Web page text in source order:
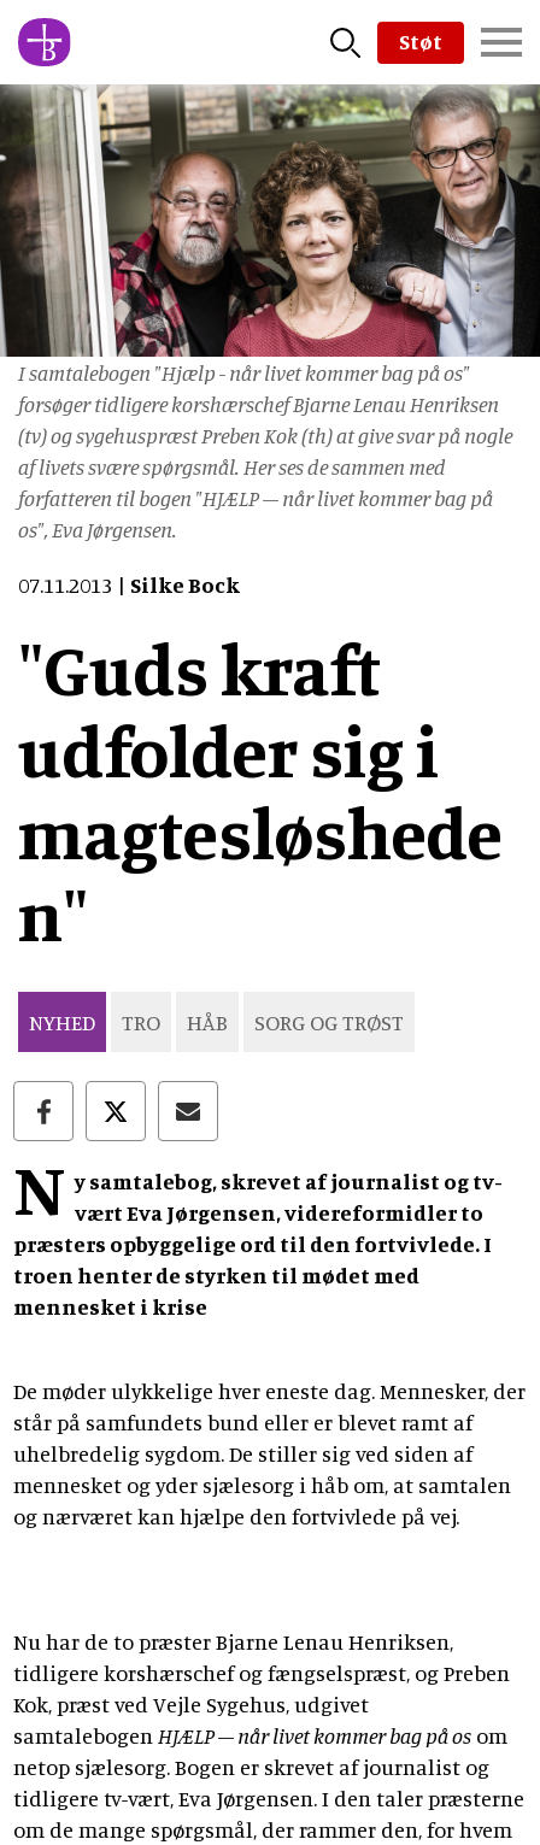
Skip
to
main
content
Støt
I samtalebogen "Hjælp - når livet kommer bag på os"
forsøger tidligere korshærschef Bjarne Lenau Henriksen
(tv) og sygehuspræst Preben Kok (th) at give svar på nogle
af livets svære spørgsmål. Her ses de sammen med
forfatteren til bogen "HJÆLP – når livet kommer bag på
os", Eva Jørgensen.
07.11.2013 Silke Bock
"Guds kraft
udfolder sig i
magtesløshede
n"
NYHED TRO HÅB SORG OG TRØST
N y samtalebog, skrevet af journalist og tv-
vært Eva Jørgensen, videreformidler to
præsters opbyggelige ord til den fortvivlede. I
troen henter de styrken til mødet med
mennesket i krise
De møder ulykkelige hver eneste dag. Mennesker, der
står på samfundets bund eller er blevet ramt af
uhelbredelig sygdom. De stiller sig ved siden af
mennesket og yder sjælesorg i håb om, at samtalen
og nærværet kan hjælpe den fortvivlede på vej.
Nu har de to præster Bjarne Lenau Henriksen,
tidligere korshærschef og fængselspræst, og Preben
Kok, præst ved Vejle Sygehus, udgivet
samtalebogen HJÆLP – når livet kommer bag på os om
netop sjælesorg. Bogen er skrevet af journalist og
tidligere tv-vært, Eva Jørgensen. I den taler præsterne
om de mange spørgsmål, der rammer den, for hvem